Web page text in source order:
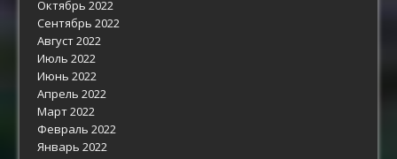
Октябрь 2022
Сентябрь 2022
Август 2022
Июль 2022
Июнь 2022
Апрель 2022
Март 2022
Февраль 2022
Январь 2022